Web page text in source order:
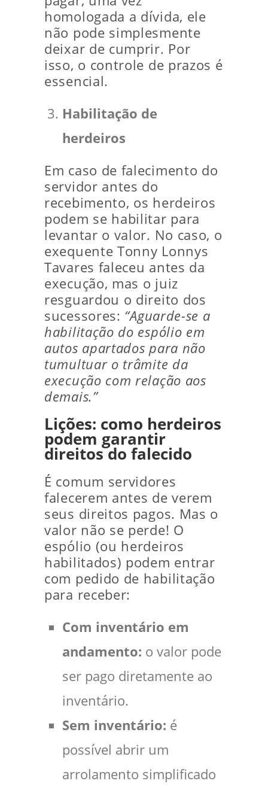
homologada a dívida, ele
não pode simplesmente
deixar de cumprir. Por
isso, o controle de prazos é
essencial.
Habilitação de
herdeiros
Em caso de falecimento do
servidor antes do
recebimento, os herdeiros
podem se habilitar para
levantar o valor. No caso, o
exequente Tonny Lonnys
Tavares faleceu antes da
execução, mas o juiz
resguardou o direito dos
sucessores: “Aguarde-se a
habilitação do espólio em
autos apartados para não
tumultuar o trâmite da
execução com relação aos
demais.”
Lições: como herdeiros
podem garantir
direitos do falecido
É comum servidores
falecerem antes de verem
seus direitos pagos. Mas o
valor não se perde! O
espólio (ou herdeiros
habilitados) podem entrar
com pedido de habilitação
para receber:
Com inventário em
andamento: o valor pode
ser pago diretamente ao
inventário.
Sem inventário: é
possível abrir um
arrolamento simplificado